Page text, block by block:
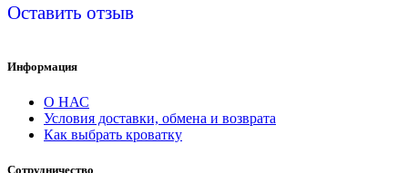
Оставить отзыв
Информация
О НАС
Условия доставки, обмена и возврата
Как выбрать кроватку
Сотрудничество